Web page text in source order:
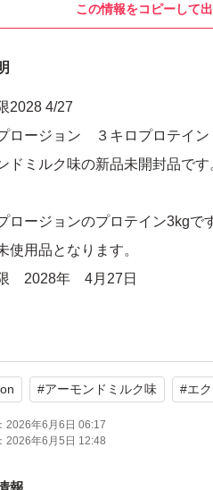
この情報をコピーして
2028 4/27
ロージョン ３キロプロテイ
ドミルク味の新品未開封品です
ロージョンのプロテイン3kgで
使用品となります。
2028年 4月27日
ド】エクスプロージョン
】3kg
状態】新品未開封
アミノ酸スコア100、アンチド
#アーモンドミルク味 #エ
2026年6月6日 06:17
2026年6月5日 12:48